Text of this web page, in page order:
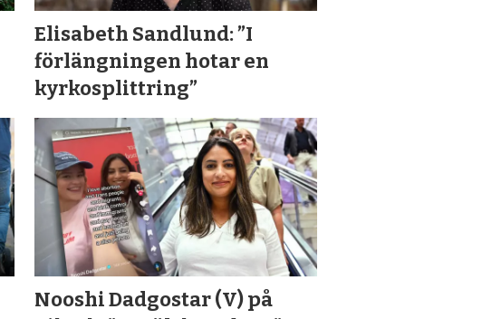
Elisabeth Sandlund: ”I
förlängningen hotar en
kyrkosplittring”
Nooshi Dadgostar (V) på